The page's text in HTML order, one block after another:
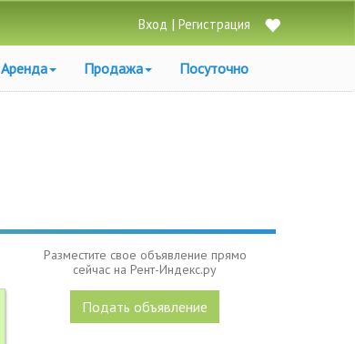
Вход | Регистрация
Аренда Продажа Посуточно
Разместите свое объявление прямо
сейчас на Рент-Индекс.ру
Подать объявление